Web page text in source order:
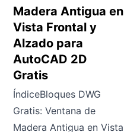
Madera Antigua en
Vista Frontal y
Alzado para
AutoCAD 2D
Gratis
ÍndiceBloques DWG
Gratis: Ventana de
Madera Antigua en Vista